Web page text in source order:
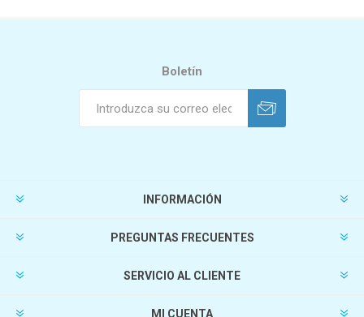
Boletín
INFORMACIÓN
PREGUNTAS FRECUENTES
SERVICIO AL CLIENTE
MI CUENTA